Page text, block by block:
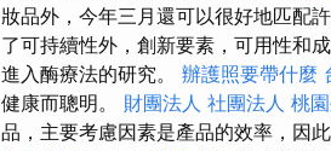
妝品外，今年三月還可以很好地匹配
了可持續性外，創新要素，可用性和
進入酶療法的研究。 辦護照要帶什麼
健康而聰明。 財團法人 社團法人 桃
品，主要考慮因素是產品的效率，因